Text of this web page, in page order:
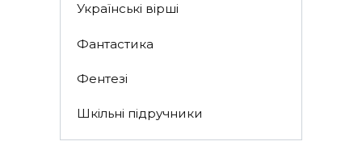
Українські вірші
Фантастика
Фентезі
Шкільні підручники